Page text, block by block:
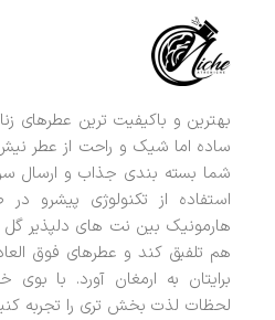
بهترین و باکیفیت ترین عطرهای
ساده اما شیک و راحت از عطر نیش
شما بسته بندی جذاب و ارسال
استفاده از تکنولوژی پیشرو
هارمونیک بین نت های دلپذیر گل
هم تلفیق کند و عطرهای فوق
برایتان به ارمغان آورد. با
لحظات لذت بخش تری را تجربه